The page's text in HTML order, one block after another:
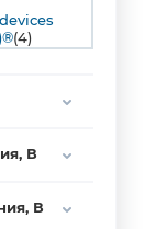
(4)
Co., Ltd.
В
В